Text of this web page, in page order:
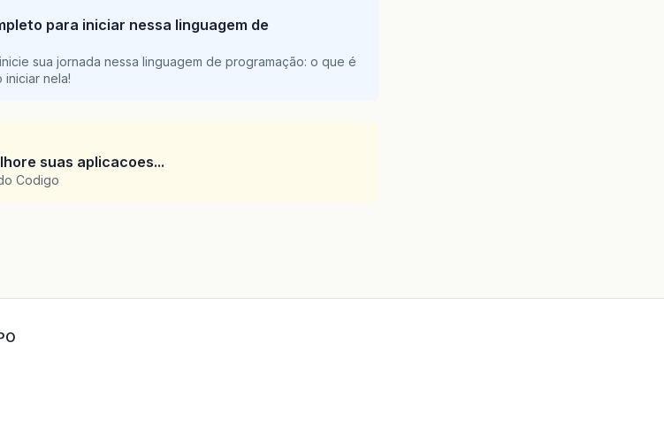
para iniciar nessa linguagem de
sua jornada nessa linguagem de programação: o que é
nela!
suas aplicacoes...
Codigo